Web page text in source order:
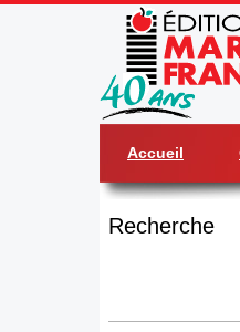
Accueil
Recherche